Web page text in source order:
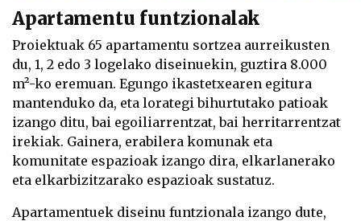
Apartamentu funtzionalak
Proiektuak 65 apartamentu sortzea aurreikusten
du, 1, 2 edo 3 logelako diseinuekin, guztira 8.000
m²-ko eremuan. Egungo ikastetxearen egitura
mantenduko da, eta lorategi bihurtutako patioak
izango ditu, bai egoiliarrentzat, bai herritarrentzat
irekiak. Gainera, erabilera komunak eta
komunitate espazioak izango dira, elkarlanerako
eta elkarbizitzarako espazioak sustatuz.
Apartamentuek diseinu funtzionala izango dute,